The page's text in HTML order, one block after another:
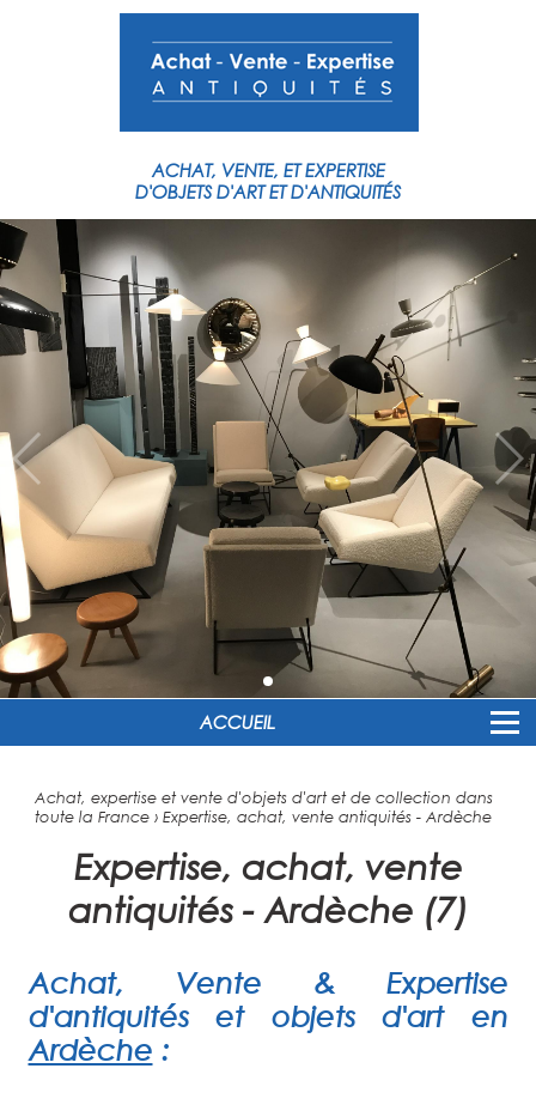
ACHAT, VENTE, ET EXPERTISE
D'OBJETS D'ART ET D'ANTIQUITÉS
ACCUEIL
Achat, expertise et vente d'objets d'art et de collection dans
toute la France› Expertise, achat, vente antiquités - Ardèche
Expertise, achat, vente
antiquités - Ardèche (7)
Achat, Vente & Expertise
d'antiquités et objets d'art en
Ardèche :